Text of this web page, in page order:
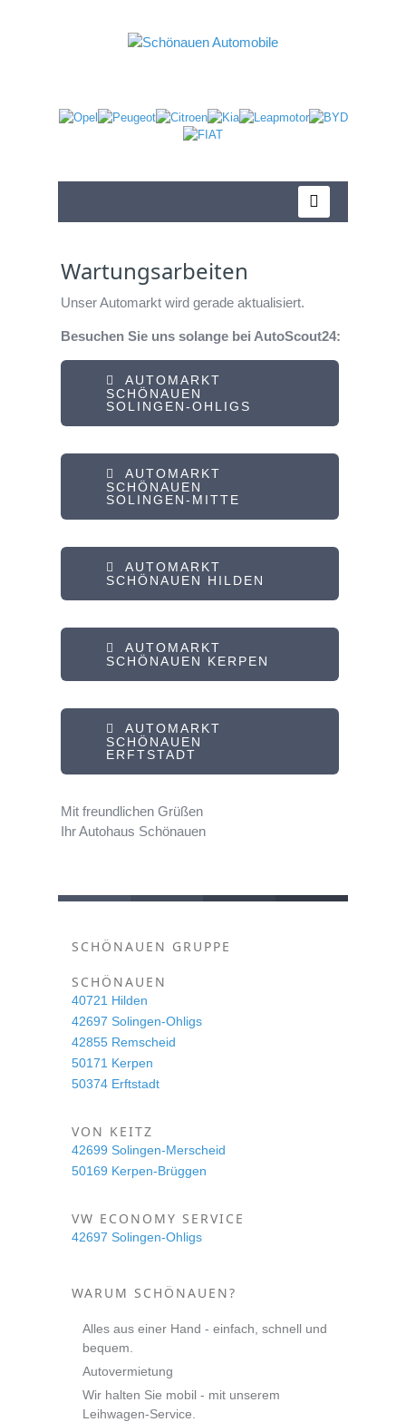
Wartungsarbeiten
Unser Automarkt wird gerade aktualisiert.
Besuchen Sie uns solange bei AutoScout24:
AUTOMARKT
SCHÖNAUEN
SOLINGEN-OHLIGS
AUTOMARKT
SCHÖNAUEN
SOLINGEN-MITTE
AUTOMARKT
SCHÖNAUEN HILDEN
AUTOMARKT
SCHÖNAUEN KERPEN
AUTOMARKT
SCHÖNAUEN
ERFTSTADT
Mit freundlichen Grüßen
Ihr Autohaus Schönauen
SCHÖNAUEN GRUPPE
SCHÖNAUEN
40721 Hilden
42697 Solingen-Ohligs
42855 Remscheid
50171 Kerpen
50374 Erftstadt
VON KEITZ
42699 Solingen-Merscheid
50169 Kerpen-Brüggen
VW ECONOMY SERVICE
42697 Solingen-Ohligs
WARUM SCHÖNAUEN?
Alles aus einer Hand - einfach, schnell und
bequem.
Autovermietung
Wir halten Sie mobil - mit unserem
Leihwagen-Service.